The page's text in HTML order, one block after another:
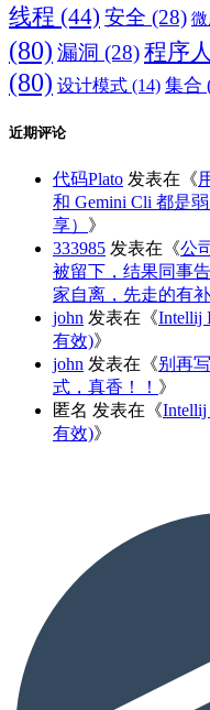
线程 (44) 安全 (28)
(80) 漏洞 (28)程序
(80) 设计模式 (14) 集合
近期评论
代码Plato 发表在《
和 Gemini Cli 都是
享） 》
333985 发表在《公
被留下，结果同事
家自离，先走的有
john 发表在《Intellij
有效)》
john 发表在《别再
式，真香！！ 》
匿名 发表在《
有效)》